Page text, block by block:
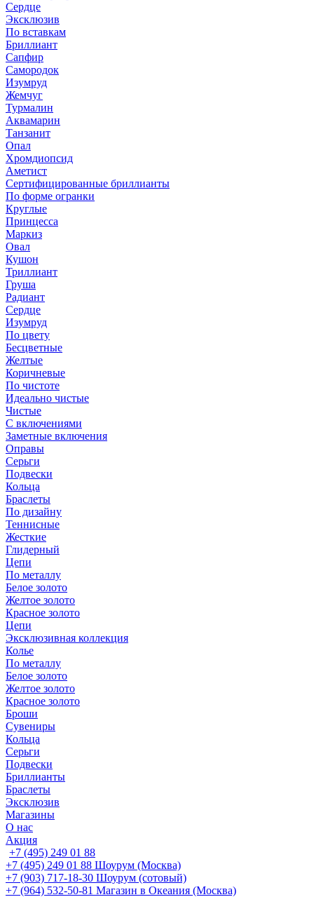
Сердце
Эксклюзив
По вставкам
Бриллиант
Сапфир
Самородок
Изумруд
Жемчуг
Турмалин
Аквамарин
Танзанит
Опал
Хромдиопсид
Аметист
Сертифицированные бриллианты
По форме огранки
Круглые
Принцесса
Маркиз
Овал
Кушон
Триллиант
Груша
Радиант
Сердце
Изумруд
По цвету
Бесцветные
Желтые
Коричневые
По чистоте
Идеально чистые
Чистые
С включениями
Заметные включения
Оправы
Серьги
Подвески
Кольца
Браслеты
По дизайну
Теннисные
Жесткие
Глидерный
Цепи
По металлу
Белое золото
Желтое золото
Красное золото
Цепи
Эксклюзивная коллекция
Колье
По металлу
Белое золото
Желтое золото
Красное золото
Броши
Сувениры
Кольца
Серьги
Подвески
Бриллианты
Браслеты
Эксклюзив
Магазины
О нас
Акция
+7 (495) 249 01 88
+7 (495) 249 01 88 Шоурум (Москва)
+7 (903) 717-18-30 Шоурум (сотовый)
+7 (964) 532-50-81 Магазин в Океания (Москва)